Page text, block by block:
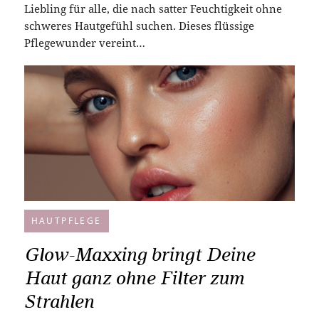
Liebling für alle, die nach satter Feuchtigkeit ohne
schweres Hautgefühl suchen. Dieses flüssige
Pflegewunder vereint…
HAUTPFLEGE
Glow-Maxxing bringt Deine
Haut ganz ohne Filter zum
Strahlen